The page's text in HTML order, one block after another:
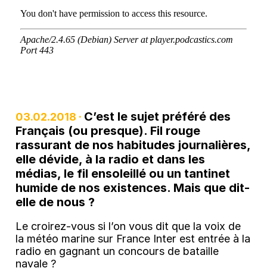
03.02.2018 · C’est le sujet préféré des
Français (ou presque). Fil rouge
rassurant de nos habitudes journalières,
elle dévide, à la radio et dans les
médias, le fil ensoleillé ou un tantinet
humide de nos existences. Mais que dit-
elle de nous ?
Le croirez-vous si l’on vous dit que la voix de
la météo marine sur France Inter est entrée à la
radio en gagnant un concours de bataille
navale ?